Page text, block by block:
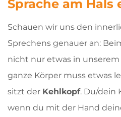
Sprache am Hals
Schauen wir uns den
Sprechens genauer an:
nicht nur etwas in
ganze Körper muss etwas
sitzt der Kehlkopf. Du/dein
wenn du mit der Hand